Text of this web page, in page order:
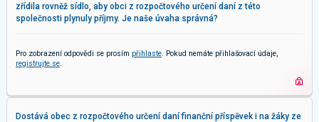
zřídila rovněž sídlo, aby obci z rozpočtového určení daní z této
společnosti plynuly příjmy. Je naše úvaha správná?
Pro zobrazení odpovědi se prosím přihlaste . Pokud nemáte přihlašovací údaje,
registrujte se
Dostává obec z rozpočtového určení daní finanční příspěvek i na žáky ze